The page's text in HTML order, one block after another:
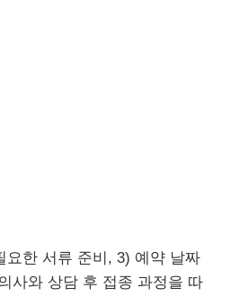
요한 서류 준비, 3) 예약 날짜
사와 상담 후 접종 과정을 따